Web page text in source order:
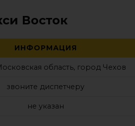
Восток
ИНФОРМАЦИЯ
область, город Чехов
звоните диспетчеру
не указан